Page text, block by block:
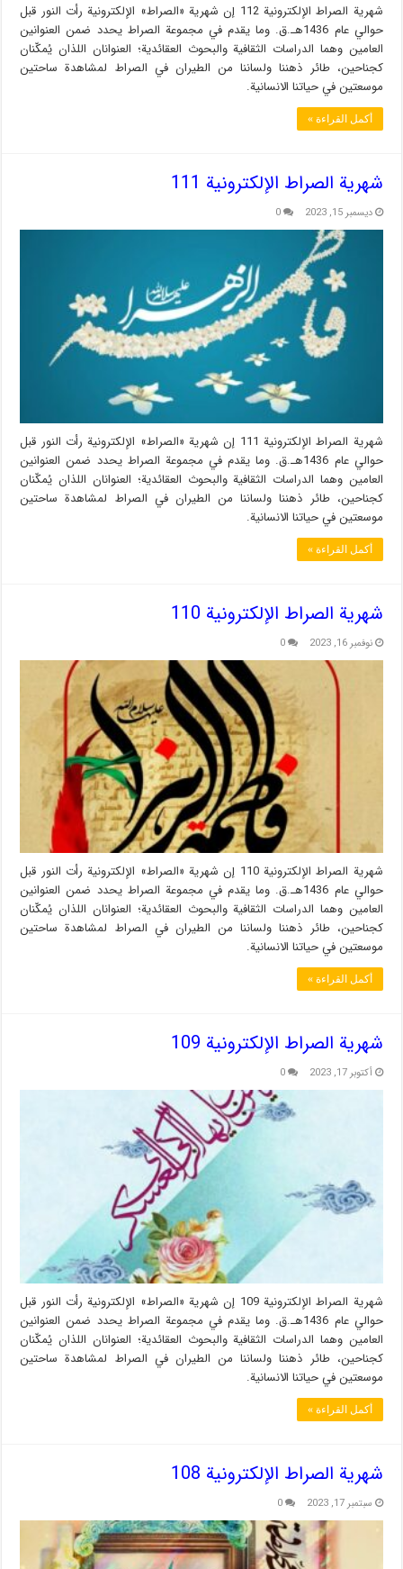
شهریة الصراط الإلكترونية 112 إن شهریة «الصراط» الإلكترونية رأت النور قبل
حوالي عام 1436هـ.ق. وما يقدم في مجموعة الصراط يحدد ضمن العنوانين
العامين وهما الدراسات الثقافية والبحوث العقائدية؛ العنوانان اللذان يُمكّنان
كجناحين، طائر ذهننا ولساننا من الطيران في الصراط لمشاهدة ساحتين
موسعتين في حياتنا الانسانية.
أكمل القراءة »
شهریة الصراط الإلكترونية 111
ديسمبر 15, 2023 0
شهریة الصراط الإلكترونية 111 إن شهریة «الصراط» الإلكترونية رأت النور قبل
حوالي عام 1436هـ.ق. وما يقدم في مجموعة الصراط يحدد ضمن العنوانين
العامين وهما الدراسات الثقافية والبحوث العقائدية؛ العنوانان اللذان يُمكّنان
كجناحين، طائر ذهننا ولساننا من الطيران في الصراط لمشاهدة ساحتين
موسعتين في حياتنا الانسانية.
أكمل القراءة »
شهریة الصراط الإلكترونية 110
نوفمبر 16, 2023 0
شهریة الصراط الإلكترونية 110 إن شهریة «الصراط» الإلكترونية رأت النور قبل
حوالي عام 1436هـ.ق. وما يقدم في مجموعة الصراط يحدد ضمن العنوانين
العامين وهما الدراسات الثقافية والبحوث العقائدية؛ العنوانان اللذان يُمكّنان
كجناحين، طائر ذهننا ولساننا من الطيران في الصراط لمشاهدة ساحتين
موسعتين في حياتنا الانسانية.
أكمل القراءة »
شهریة الصراط الإلكترونية 109
أكتوبر 17, 2023 0
شهریة الصراط الإلكترونية 109 إن شهریة «الصراط» الإلكترونية رأت النور قبل
حوالي عام 1436هـ.ق. وما يقدم في مجموعة الصراط يحدد ضمن العنوانين
العامين وهما الدراسات الثقافية والبحوث العقائدية؛ العنوانان اللذان يُمكّنان
كجناحين، طائر ذهننا ولساننا من الطيران في الصراط لمشاهدة ساحتين
موسعتين في حياتنا الانسانية.
أكمل القراءة »
شهریة الصراط الإلكترونية 108
سبتمبر 17, 2023 0